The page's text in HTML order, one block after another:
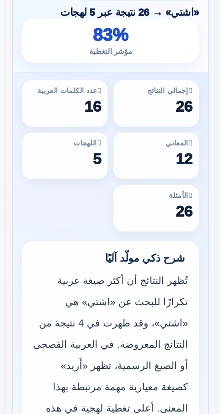
«اشتي» → 26 نتيجة عبر 5 لهجات
83%
مؤشر التغطية
إجمالي النتائج
26
عدد الكلمات العربية
16
المعاني
12
اللهجات
5
الأمثلة
26
شرح ذكي مولّد آليًا
تُظهر النتائج أن أكثر صيغة عربية
تكرارًا للبحث عن «اشتي» هي
«اشتي»، وقد ظهرت في 4 نتيجة من
النتائج المعروضة. في العربية الفصحى
أو الصيغ الرسمية، تظهر «أَريد»
كصيغة معيارية مهمة مرتبطة بهذا
المعنى. أعلى تغطية لهجية في هذه